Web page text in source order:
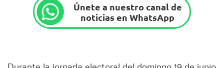
Únete a nuestro canal de
noticias en WhatsApp